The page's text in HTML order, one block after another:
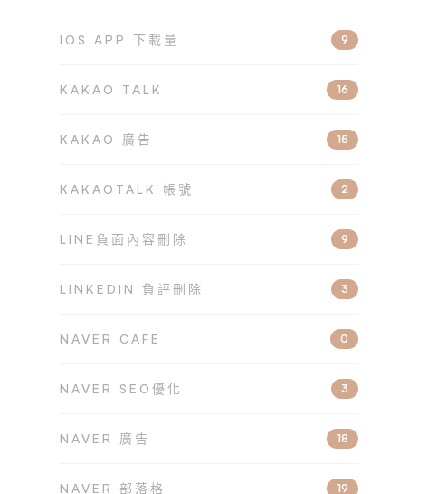
IOS APP 下載量 9
KAKAO TALK 16
KAKAO 廣告 15
KAKAOTALK 帳號 2
LINE負面內容刪除 9
LINKEDIN 負評刪除 3
NAVER CAFE 0
NAVER SEO優化 3
NAVER 廣告 18
NAVER 部落格 19